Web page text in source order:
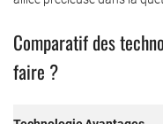
Comparatif des
faire ?